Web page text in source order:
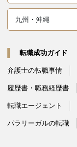
九州・沖縄
転職成功ガイド
弁護士の転職事情
履歴書・職務経歴書
転職エージェント
パラリーガルの転職